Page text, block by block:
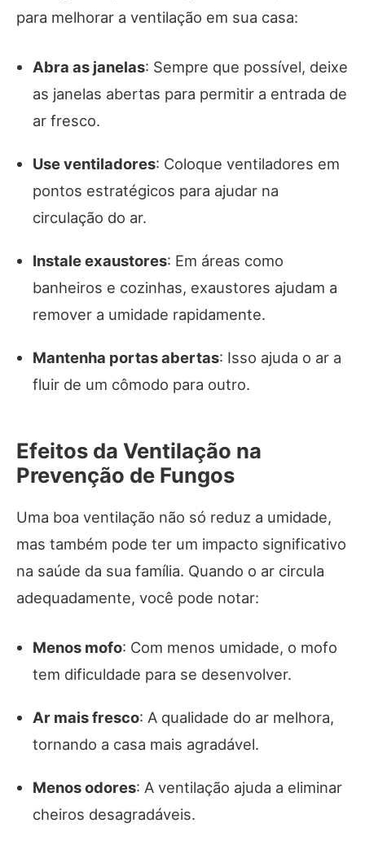
para melhorar a ventilação em sua casa:
Abra as janelas: Sempre que possível, deixe
as janelas abertas para permitir a entrada de
ar fresco.
Use ventiladores: Coloque ventiladores em
pontos estratégicos para ajudar na
circulação do ar.
Instale exaustores: Em áreas como
banheiros e cozinhas, exaustores ajudam a
remover a umidade rapidamente.
Mantenha portas abertas: Isso ajuda o ar a
fluir de um cômodo para outro.
Efeitos da Ventilação na
Prevenção de Fungos
Uma boa ventilação não só reduz a umidade,
mas também pode ter um impacto significativo
na saúde da sua família. Quando o ar circula
adequadamente, você pode notar:
Menos mofo: Com menos umidade, o mofo
tem dificuldade para se desenvolver.
Ar mais fresco: A qualidade do ar melhora,
tornando a casa mais agradável.
Menos odores: A ventilação ajuda a eliminar
cheiros desagradáveis.